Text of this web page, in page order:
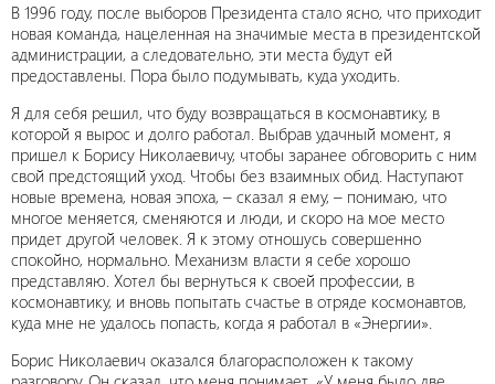
В 1996 году, после выборов Президента стало ясно, что приходит
новая команда, нацеленная на значимые места в президентской
администрации, а следовательно, эти места будут ей
предоставлены. Пора было подумывать, куда уходить.
Я для себя решил, что буду возвращаться в космонавтику, в
которой я вырос и долго работал. Выбрав удачный момент, я
пришел к Борису Николаевичу, чтобы заранее обговорить с ним
свой предстоящий уход. Чтобы без взаимных обид. Наступают
новые времена, новая эпоха, – сказал я ему, – понимаю, что
многое меняется, сменяются и люди, и скоро на мое место
придет другой человек. Я к этому отношусь совершенно
спокойно, нормально. Механизм власти я себе хорошо
представляю. Хотел бы вернуться к своей профессии, в
космонавтику, и вновь попытать счастье в отряде космонавтов,
куда мне не удалось попасть, когда я работал в «Энергии».
Борис Николаевич оказался благорасположен к такому